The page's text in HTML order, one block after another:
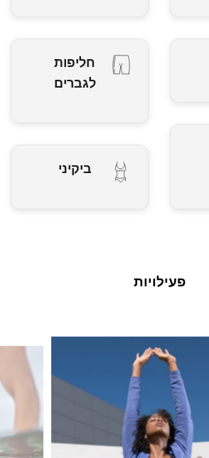
חליפות
לגברים
ביקיני
פעילויות